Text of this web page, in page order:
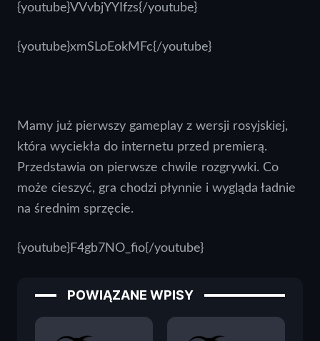
{youtube}VVvbjYYIfzs{/youtube}
{youtube}xmSLoEokMFc{/youtube}
Mamy już pierwszy gameplay z wersji rosyjskiej,
która wyciekła do internetu przed premierą.
Przedstawia on pierwsze chwile rozgrywki. Co
może cieszyć, gra chodzi płynnie i wygląda ładnie
na średnim sprzęcie.
{youtube}F4gb7NO_fio{/youtube}
POWIĄZANE WPISY